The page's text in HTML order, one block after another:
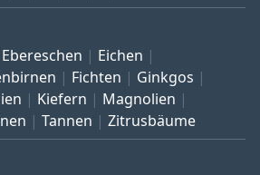
Ebereschen
Eichen
Fichten
Ginkgos
Kiefern
Magnolien
Tannen Zitrusbäume